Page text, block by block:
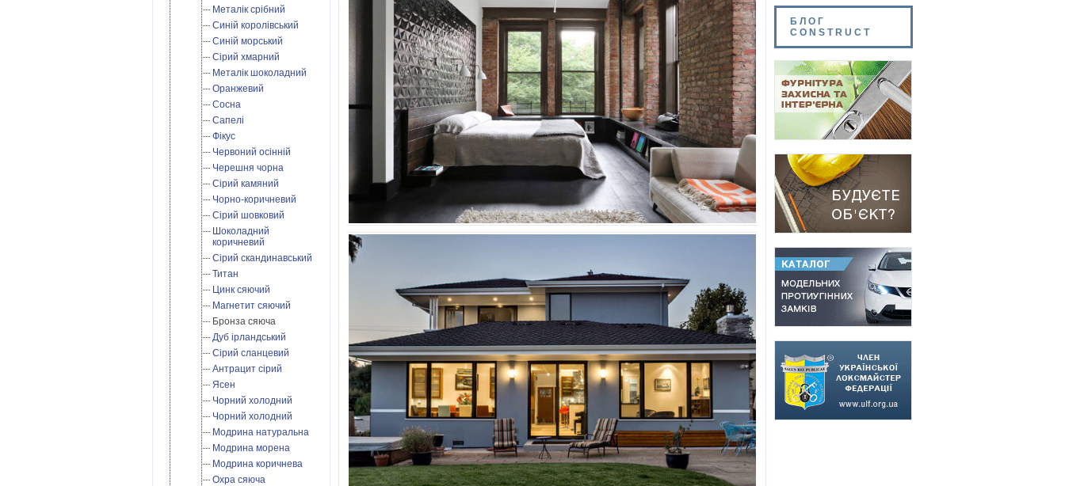
БЛОГ
CONSTRUCT
Металік срібний
Синій королівський
Синій морський
Сірий хмарний
Металік шоколадний
Оранжевий
Сосна
Сапелі
Фікус
Червоний осінній
Черешня чорна
Сірий камяний
Чорно-коричневий
Сірий шовковий
Шоколадний
коричневий
Сірий скандинавський
Титан
Цинк сяючий
Магнетит сяючий
Бронза сяюча
Дуб ірландський
Cірий сланцевий
Антрацит сірий
Ясен
Чорний холодний
Чорний холодний
Модрина натуральна
Модрина морена
Модрина коричнева
Охра сяюча